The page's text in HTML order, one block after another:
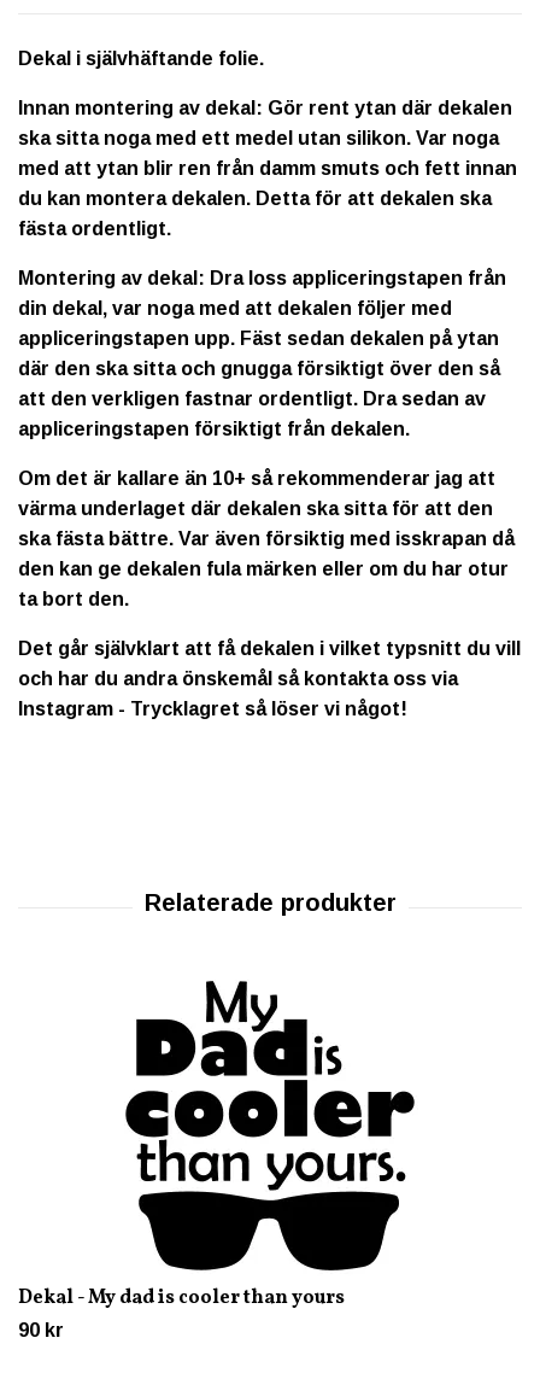
Dekal i självhäftande folie.
Innan montering av dekal: Gör rent ytan där dekalen
ska sitta noga med ett medel utan silikon. Var noga
med att ytan blir ren från damm smuts och fett innan
du kan montera dekalen. Detta för att dekalen ska
fästa ordentligt.
Montering av dekal: Dra loss appliceringstapen från
din dekal, var noga med att dekalen följer med
appliceringstapen upp. Fäst sedan dekalen på ytan
där den ska sitta och gnugga försiktigt över den så
att den verkligen fastnar ordentligt. Dra sedan av
appliceringstapen försiktigt från dekalen.
Om det är kallare än 10+ så rekommenderar jag att
värma underlaget där dekalen ska sitta för att den
ska fästa bättre. Var även försiktig med isskrapan då
den kan ge dekalen fula märken eller om du har otur
ta bort den.
Det går självklart att få dekalen i vilket typsnitt du vill
och har du andra önskemål så kontakta oss via
Instagram - Trycklagret så löser vi något!
Dekal - My dad is cooler than yours
90 kr